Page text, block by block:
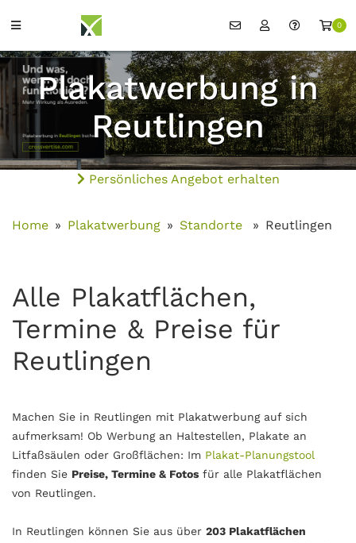
0
Plakatwerbung in
Reutlingen
Persönliches Angebot erhalten
Home Plakatwerbung Standorte Reutlingen
Alle Plakatflächen,
Termine & Preise für
Reutlingen
Machen Sie in Reutlingen mit Plakatwerbung auf sich
aufmerksam! Ob Werbung an Haltestellen, Plakate an
Litfaßsäulen oder Großflächen: Im Plakat-Planungstool
finden Sie Preise, Termine & Fotos für alle Plakatflächen
von Reutlingen.
In Reutlingen können Sie aus über 203 Plakatflächen